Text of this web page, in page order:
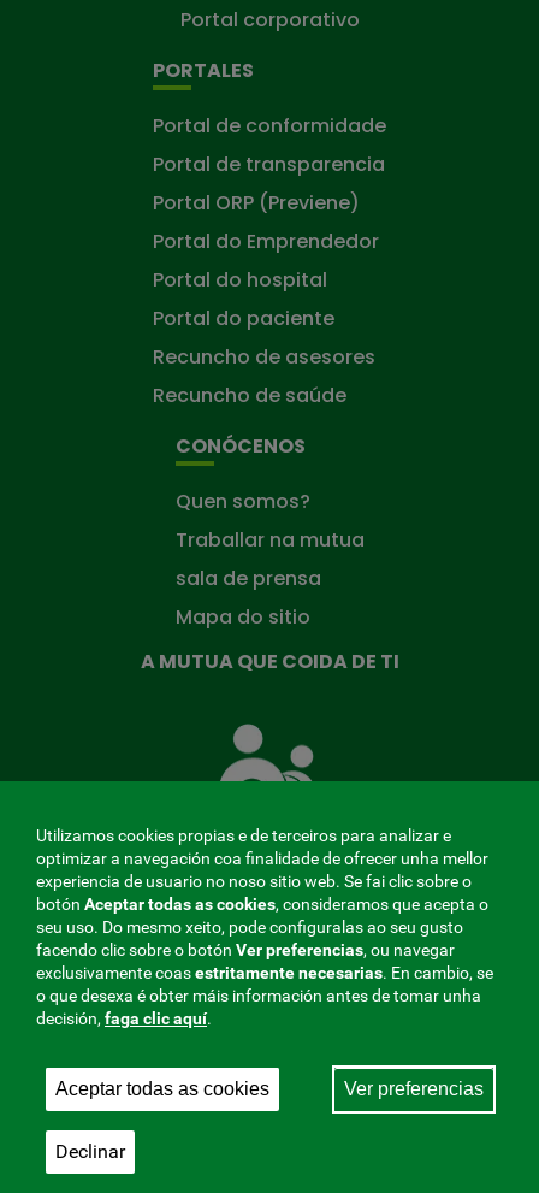
Portal corporativo
PORTALES
Portal de conformidade
Portal de transparencia
Portal ORP (Previene)
Portal do Emprendedor
Portal do hospital
Portal do paciente
Recuncho de asesores
Recuncho de saúde
CONÓCENOS
Quen somos?
Traballar na mutua
sala de prensa
Mapa do sitio
A MUTUA QUE COIDA DE TI
Mutua
que
MENÚ
REDES
SOCIALES
V20
Aviso legal|Privacidade
Mutua Colaboradora coa Seguridade Social, 275.
Utilizamos cookies propias e de terceiros para analizar e
optimizar a navegación coa finalidade de ofrecer unha mellor
experiencia de usuario no noso sitio web. Se fai clic sobre o
botón Aceptar todas as cookies, consideramos que acepta o
seu uso. Do mesmo xeito, pode configuralas ao seu gusto
facendo clic sobre o botón Ver preferencias, ou navegar
exclusivamente coasestritamentenecesarias. En cambio, se
o que desexa é obter máis información antes de tomar unha
decisión, faga clic aquí.
Aceptar todas as cookies Ver preferencias
Declinar